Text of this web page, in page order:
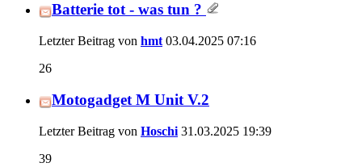
Batterie tot - was tun ?
Letzter Beitrag von hmt 03.04.2025 07:16
26
Motogadget M Unit V.2
Letzter Beitrag von Hoschi 31.03.2025 19:39
39